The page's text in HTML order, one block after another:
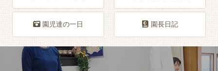
園児達の一日 園長日記